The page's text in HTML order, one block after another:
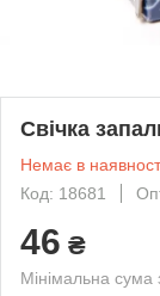
Свічка
Немає в
Код: 18681
46 ₴
Мінімальна